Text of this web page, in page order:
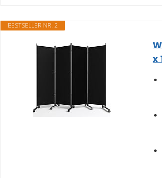
BESTSELLER NR. 2
x